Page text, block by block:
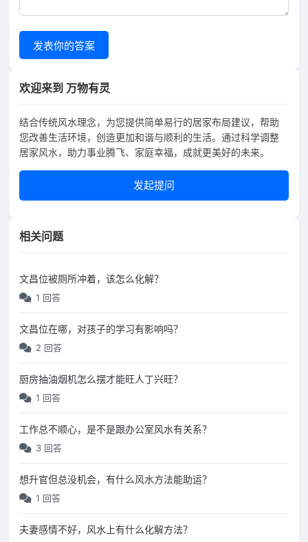
发表你的答案
欢迎来到 万物有灵
结合传统风水理念，为您提供简单易行的居家布局建议，帮助
您改善生活环境，创造更加和谐与顺利的生活。通过科学调整
居家风水，助力事业腾飞、家庭幸福，成就更美好的未来。
发起提问
相关问题
文昌位被厕所冲着，该怎么化解？
1 回答
文昌位在哪，对孩子的学习有影响吗？
2 回答
厨房抽油烟机怎么摆才能旺人丁兴旺？
1 回答
工作总不顺心，是不是跟办公室风水有关系？
3 回答
想升官但总没机会，有什么风水方法能助运？
1 回答
夫妻感情不好，风水上有什么化解方法？